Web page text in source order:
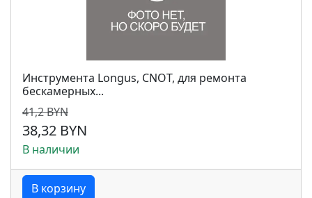
Инструмента Longus, CNOT, для ремонта
бескамерных...
41,2 BYN
38,32 BYN
В наличии
В корзину